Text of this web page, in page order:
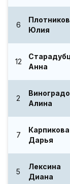
6
Юлия
12
Анна
2
Алина
7
Карпикова
Дарья
5
Лексина
Диана